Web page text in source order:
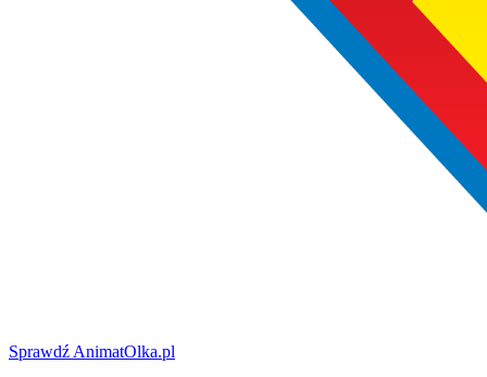
Sprawdź AnimatOlka.pl